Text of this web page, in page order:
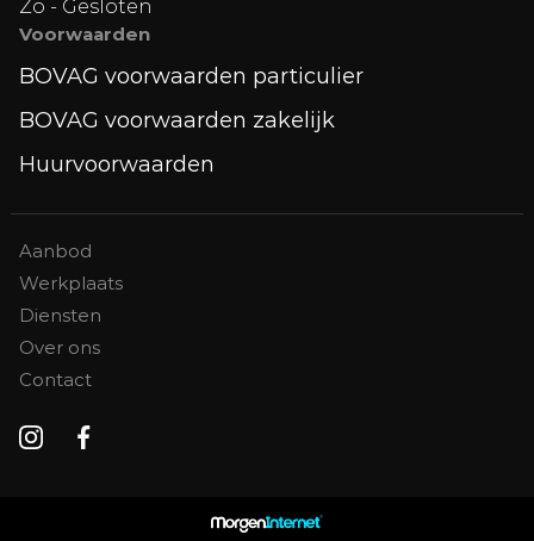
Zo - Gesloten
Voorwaarden
BOVAG voorwaarden particulier
BOVAG voorwaarden zakelijk
Huurvoorwaarden
Aanbod
Werkplaats
Diensten
Over ons
Contact